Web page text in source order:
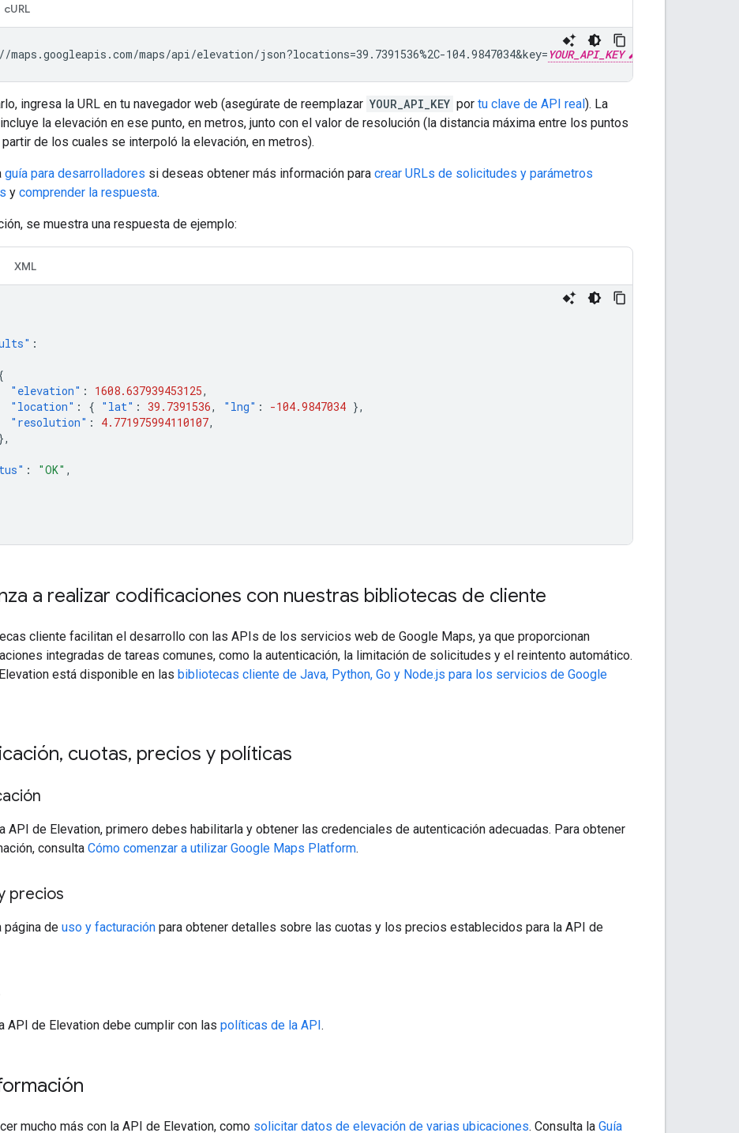
cURL
maps.googleapis.com/maps/api/elevation/json?locations=39.7391536%2C-104.9847034&key= YOUR_API_KEY
ingresa la URL en tu navegador web (asegúrate de reemplazar YOUR_API_KEY por tu clave de API real). La
incluye la elevación en ese punto, en metros, junto con el valor de resolución (la distancia máxima entre los puntos
partir de los cuales se interpoló la elevación, en metros).
guía para desarrolladores si deseas obtener más información para crear URLs de solicitudes y parámetros
y comprender la respuesta.
se muestra una respuesta de ejemplo:
XML
:
"elevation" : 1608.637939453125,
"location" : { "lat" : 39.7391536, "lng" : -104.9847034 },
"resolution" : 4.771975994110107,
},
: "OK" ,
a realizar codificaciones con nuestras bibliotecas de cliente
cliente facilitan el desarrollo con las APIs de los servicios web de Google Maps, ya que proporcionan
integradas de tareas comunes, como la autenticación, la limitación de solicitudes y el reintento automático.
Elevation está disponible en las bibliotecas cliente de Java, Python, Go y Node.js para los servicios de Google
, cuotas, precios y políticas
la API de Elevation, primero debes habilitarla y obtener las credenciales de autenticación adecuadas. Para obtener
consulta Cómo comenzar a utilizar Google Maps Platform.
precios
página de uso y facturación para obtener detalles sobre las cuotas y los precios establecidos para la API de
API de Elevation debe cumplir con las políticas de la API.
mucho más con la API de Elevation, como solicitar datos de elevación de varias ubicaciones. Consulta la Guía